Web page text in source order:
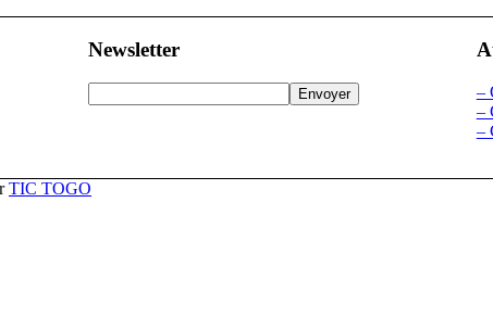
Newsletter
–
–
–
TIC TOGO